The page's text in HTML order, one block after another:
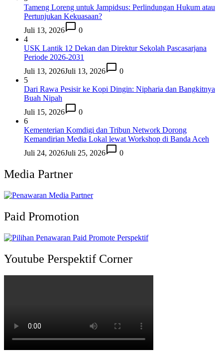
Tameng Loreng untuk Jampidsus: Perlindungan Hukum atau
Pertunjukan Kekuasaan?
Juli 13, 2026
0
4
USK Lantik 12 Dekan dan Direktur Sekolah Pascasarjana
Periode 2026-2031
Juli 13, 2026Juli 13, 2026
0
5
Dari Rawa Pesisir ke Kopi Dingin: Nipharia dan Bangkitnya
Buah Nipah
Juli 15, 2026
0
6
Kementerian Komdigi dan Tribun Network Dorong
Kemandirian Media Lokal lewat Workshop di Banda Aceh
Juli 24, 2026Juli 25, 2026 0
Media Partner
Paid Promotion
Youtube Perspektif Corner